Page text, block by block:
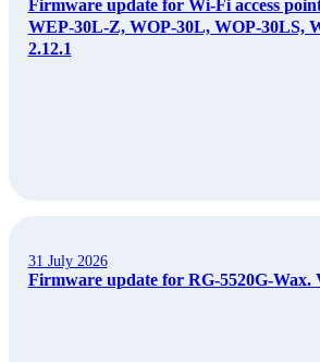
Firmware update for Wi-Fi access
WEP-30L-Z, WOP-30L, WOP-30LS,
2.12.1
31 July 2026
Firmware update for RG-5520G-Wax.